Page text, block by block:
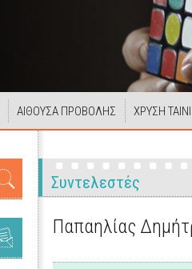
ΑΙΘΟΥΣΑ ΠΡΟΒΟΛΗΣ ΧΡΥΣΗ
Συντελεστές
Παπαηλίας